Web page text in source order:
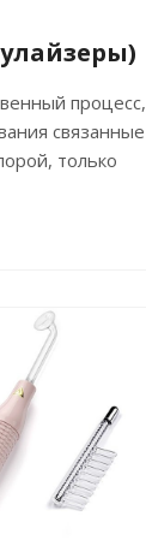
процесс,
связанные
только